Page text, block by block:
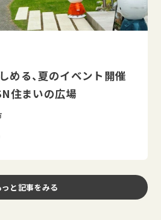
める、夏のイベント開催
住まいの広場
っと記事をみる